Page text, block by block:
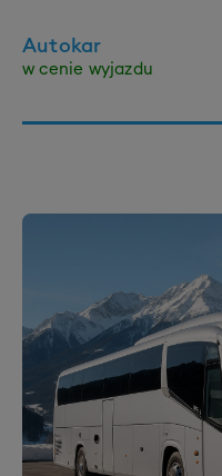
Autokar
w cenie wyjazdu